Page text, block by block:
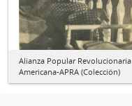
Alianza Popular Revolucionaria
Americana-APRA (Colección)